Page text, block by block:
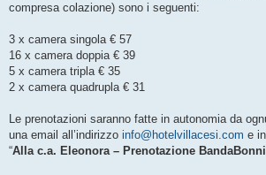
compresa colazione) sono i seguenti:
3 x camera singola € 57
16 x camera doppia € 39
5 x camera tripla € 35
2 x camera quadrupla € 31
Le prenotazioni saranno fatte in autonomia da
una email all’indirizzo info@hotelvillacesi.com e
“Alla c.a. Eleonora – Prenotazione